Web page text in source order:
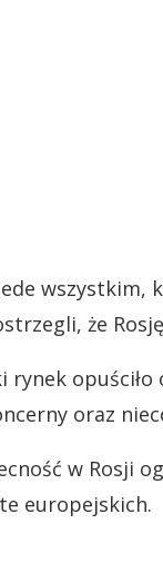
wszystkim,
że
rynek
oraz
w Rosji
europejskich.